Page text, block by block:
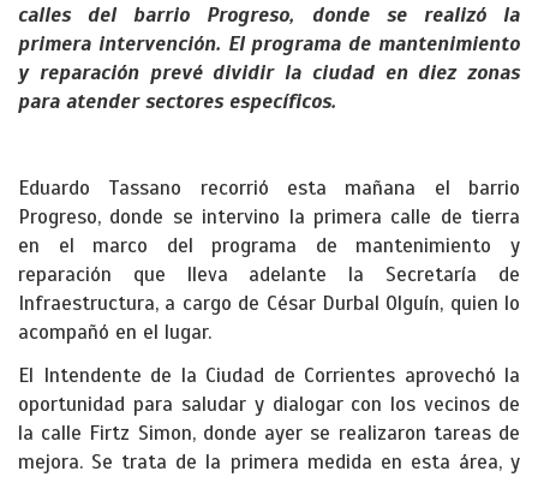
calles del barrio Progreso, donde se realizó la
primera intervención. El programa de mantenimiento
y reparación prevé dividir la ciudad en diez zonas
para atender sectores específicos.
Eduardo Tassano recorrió esta mañana el barrio
Progreso, donde se intervino la primera calle de tierra
en el marco del programa de mantenimiento y
reparación que lleva adelante la Secretaría de
Infraestructura, a cargo de César Durbal Olguín, quien lo
acompañó en el lugar.
El Intendente de la Ciudad de Corrientes aprovechó la
oportunidad para saludar y dialogar con los vecinos de
la calle Firtz Simon, donde ayer se realizaron tareas de
mejora. Se trata de la primera medida en esta área, y